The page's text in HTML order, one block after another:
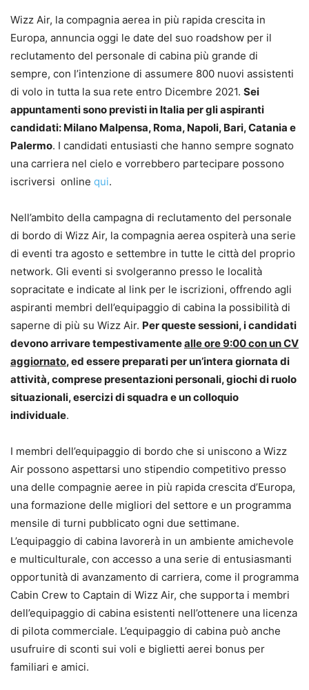
Wizz Air, la compagnia aerea in più rapida crescita in
Europa, annuncia oggi le date del suo roadshow per il
reclutamento del personale di cabina più grande di
sempre, con l’intenzione di assumere 800 nuovi assistenti
di volo in tutta la sua rete entro Dicembre 2021. Sei
appuntamenti sono previsti in Italia per gli aspiranti
candidati: Milano Malpensa, Roma, Napoli, Bari, Catania e
Palermo. I candidati entusiasti che hanno sempre sognato
una carriera nel cielo e vorrebbero partecipare possono
iscriversi online qui.
Nell’ambito della campagna di reclutamento del personale
di bordo di Wizz Air, la compagnia aerea ospiterà una serie
di eventi tra agosto e settembre in tutte le città del proprio
network. Gli eventi si svolgeranno presso le località
sopracitate e indicate al link per le iscrizioni, offrendo agli
aspiranti membri dell’equipaggio di cabina la possibilità di
saperne di più su Wizz Air. Per queste sessioni, i candidati
devono arrivare tempestivamentealle ore 9:00 con un CV
aggiornato, ed essere preparati per un’intera giornata di
attività, comprese presentazioni personali, giochi di ruolo
situazionali, esercizi di squadra e un colloquio
individuale.
I membri dell’equipaggio di bordo che si uniscono a Wizz
Air possono aspettarsi uno stipendio competitivo presso
una delle compagnie aeree in più rapida crescita d’Europa,
una formazione delle migliori del settore e un programma
mensile di turni pubblicato ogni due settimane.
L’equipaggio di cabina lavorerà in un ambiente amichevole
e multiculturale, con accesso a una serie di entusiasmanti
opportunità di avanzamento di carriera, come il programma
Cabin Crew to Captain di Wizz Air, che supporta i membri
dell’equipaggio di cabina esistenti nell’ottenere una licenza
di pilota commerciale. L’equipaggio di cabina può anche
usufruire di sconti sui voli e biglietti aerei bonus per
familiari e amici.